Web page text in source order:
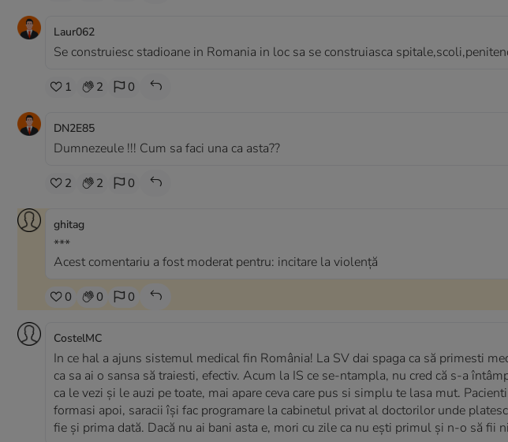
Laur062
Se construiesc stadioane in Romania in loc sa se construiasca
1 2 0
DN2E85
Dumnezeule !!! Cum sa faci una ca asta??
2 2 0
ghitag
***
Acest comentariu a fost moderat pentru: incitare la violență
0 0 0
CostelMC
In ce hal a ajuns sistemul medical fin România! La SV dai spaga ca să primesti
ca sa ai o sansa să traiesti, efectiv. Acum la IS ce se-ntampla, nu cred că s-a
ca le vezi și le auzi pe toate, mai apare ceva care pus si simplu te lasa mut.
formasi apoi, saracii își fac programare la cabinetul privat al doctorilor unde
fie și prima dată. Dacă nu ai bani asta e, mori cu zile ca nu ești primul și n-o să fii